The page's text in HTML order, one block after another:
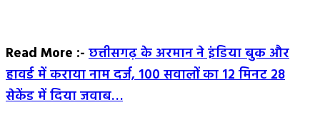
Read More :- छत्तीसगढ़ के अरमान ने इंडिया बुक और
हावर्ड में कराया नाम दर्ज, 100 सवालों का 12 मिनट 28
सेकेंड में दिया जवाब…